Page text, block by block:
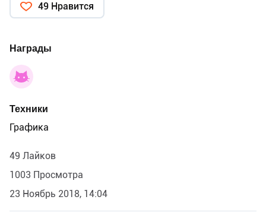
49 Нравится
Награды
Техники
Графика
49 Лайков
1003 Просмотра
23 Ноябрь 2018, 14:04